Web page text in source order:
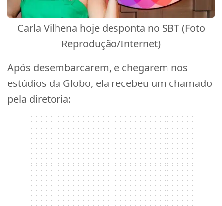
Carla Vilhena hoje desponta no SBT (Foto
Reprodução/Internet)
Após desembarcarem, e chegarem nos
estúdios da Globo, ela recebeu um chamado
pela diretoria: